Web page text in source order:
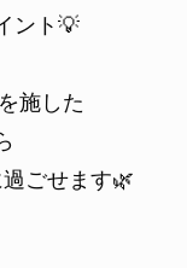
ント💡
施した
ごせます🌿